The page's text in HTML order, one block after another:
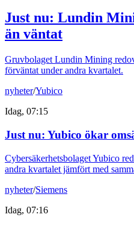
Just nu: Lundin
än väntat
Gruvbolaget Lundin Mining
förväntat under andra kvartalet.
nyheter/Yubico
Idag, 07:15
Just nu: Yubico ökar
Cybersäkerhetsbolaget Yubico
andra kvartalet jämfört med
nyheter/Siemens
Idag, 07:16